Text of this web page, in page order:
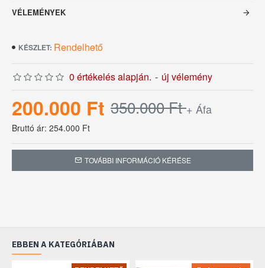
VÉLEMÉNYEK
KÉSZLET: Rendelhető
0 értékelés alapján. - új vélemény
200.000 Ft 350.000 Ft+ Áfa
Bruttó ár: 254.000 Ft
TOVÁBBI INFORMÁCIÓ KÉRÉSE
EBBEN A KATEGÓRIÁBAN